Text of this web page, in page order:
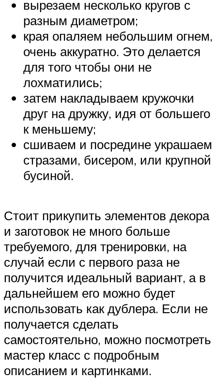
вырезаем несколько кругов с
разным диаметром;
края опаляем небольшим огнем,
очень аккуратно. Это делается
для того чтобы они не
лохматились;
затем накладываем кружочки
друг на дружку, идя от большего
к меньшему;
сшиваем и посредине украшаем
стразами, бисером, или крупной
бусиной.
Стоит прикупить элементов декора
и заготовок не много больше
требуемого, для тренировки, на
случай если с первого раза не
получится идеальный вариант, а в
дальнейшем его можно будет
использовать как дублера. Если не
получается сделать
самостоятельно, можно посмотреть
мастер класс с подробным
описанием и картинками.